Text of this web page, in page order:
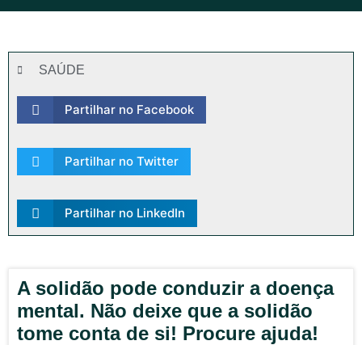
SAÚDE
Partilhar no Facebook
Partilhar no Twitter
Partilhar no LinkedIn
A solidão pode conduzir a doença
mental. Não deixe que a solidão
tome conta de si! Procure ajuda!